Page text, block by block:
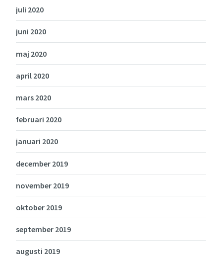
juli 2020
juni 2020
maj 2020
april 2020
mars 2020
februari 2020
januari 2020
december 2019
november 2019
oktober 2019
september 2019
augusti 2019